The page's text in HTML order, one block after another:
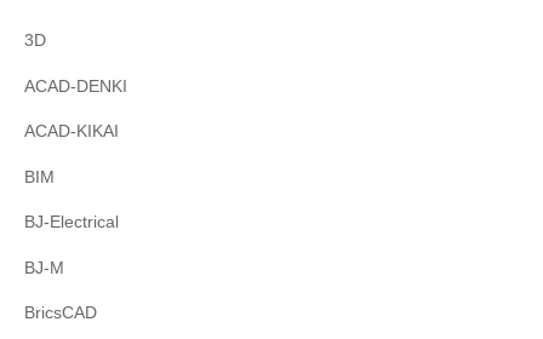
3D
ACAD-DENKI
ACAD-KIKAI
BIM
BJ-Electrical
BJ-M
BricsCAD